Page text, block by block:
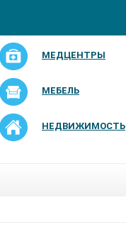
МЕДЦЕНТРЫ
МЕБЕЛЬ
НЕДВИЖИМОСТЬ